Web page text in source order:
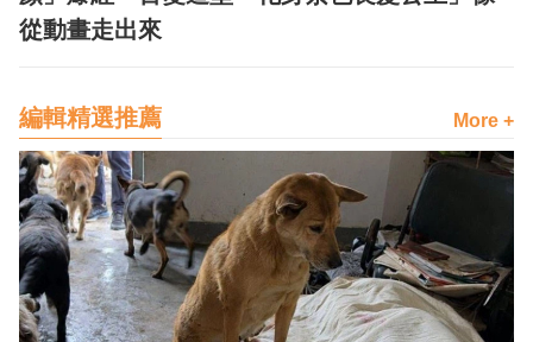
從動畫走出來
編輯精選推薦 More +